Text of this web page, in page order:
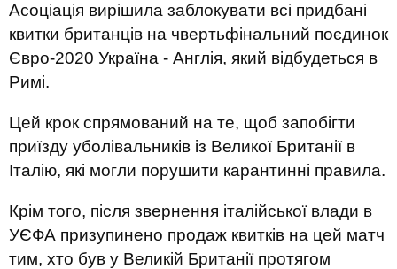
Асоціація вирішила заблокувати всі придбані
квитки британців на чвертьфінальний поєдинок
Євро-2020 Україна - Англія, який відбудеться в
Римі.
Цей крок спрямований на те, щоб запобігти
приїзду уболівальників із Великої Британії в
Італію, які могли порушити карантинні правила.
Крім того, після звернення італійської влади в
УЄФА призупинено продаж квитків на цей матч
тим, хто був у Великій Британії протягом